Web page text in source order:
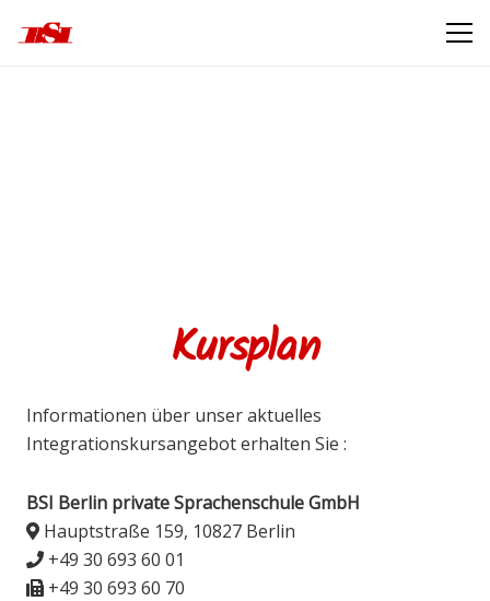
Kursplan
Informationen über unser aktuelles
Integrationskursangebot erhalten Sie :
BSI Berlin private Sprachenschule GmbH
Hauptstraße 159, 10827 Berlin
+49 30 693 60 01
+49 30 693 60 70